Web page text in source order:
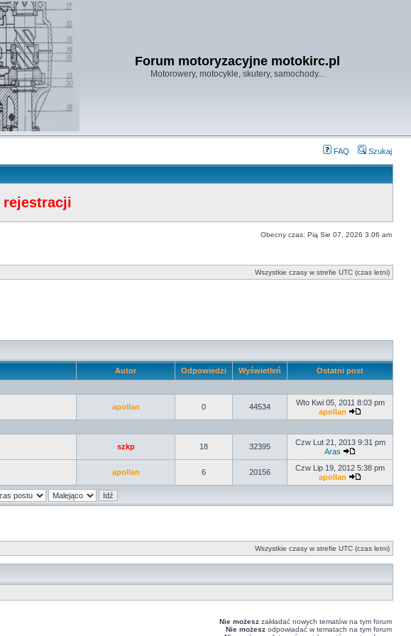
Forum motoryzacyjne motokirc.pl
Motorowery, motocykle, skutery, samochody...
FAQ Szukaj
rejestracji
Obecny czas: Pią Sie 07, 2026 3:06 am
Wszystkie czasy w strefie UTC (czas letni)
Autor Odpowiedzi Wyświetleń Ostatni post
apollan 0 44534
Wto Kwi 05, 2011 8:03 pm
apollan
szkp 18 32395
Czw Lut 21, 2013 9:31 pm
Aras
apollan 6 20156
Czw Lip 19, 2012 5:38 pm
apollan
Wszystkie czasy w strefie UTC (czas letni)
Nie możesz zakładać nowych tematów na tym forum
Nie możesz odpowiadać w tematach na tym forum